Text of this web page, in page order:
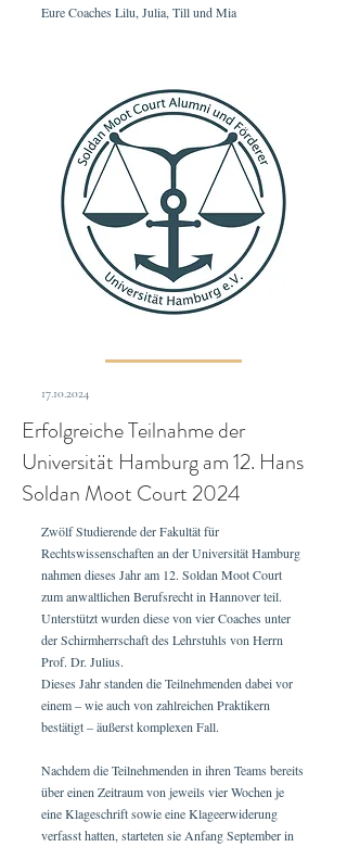
Eure Coaches Lilu, Julia, Till und Mia
17.10.2024
Erfolgreiche Teilnahme der
Universität Hamburg am 12. Hans
Soldan Moot Court 2024
Zwölf Studierende der Fakultät für
Rechtswissenschaften an der Universität Hamburg
nahmen dieses Jahr am 12. Soldan Moot Court
zum anwaltlichen Berufsrecht in Hannover teil.
Unterstützt wurden diese von vier Coaches unter
der Schirmherrschaft des Lehrstuhls von Herrn
Prof. Dr. Julius.
Dieses Jahr standen die Teilnehmenden dabei vor
einem – wie auch von zahlreichen Praktikern
bestätigt – äußerst komplexen Fall.
Nachdem die Teilnehmenden in ihren Teams bereits
über einen Zeitraum von jeweils vier Wochen je
eine Klageschrift sowie eine Klageerwiderung
verfasst hatten, starteten sie Anfang September in